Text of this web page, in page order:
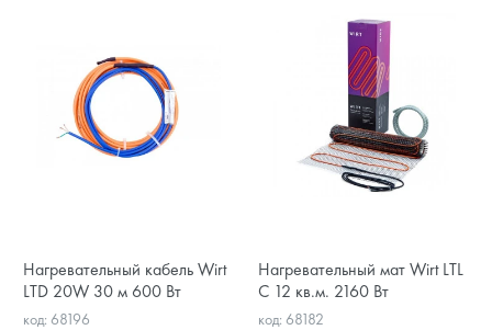
Нагревательный кабель Wirt
LTD 20W 30 м 600 Вт
код: 68196
Нагревательный мат Wirt LTL
С 12 кв.м. 2160 Вт
код: 68182